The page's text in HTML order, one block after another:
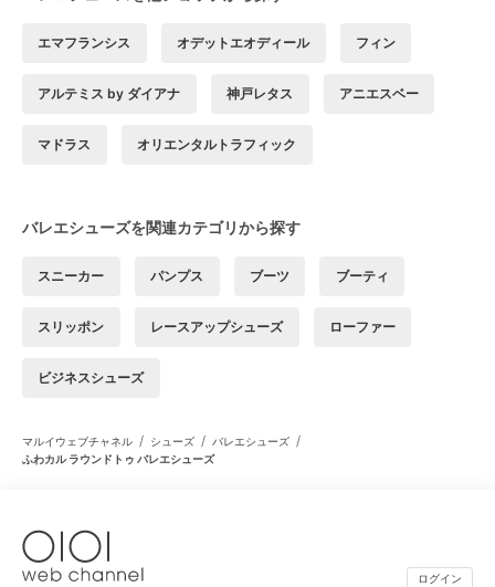
エマフランシス オデットエオディール フィン
アルテミス by ダイアナ 神戸レタス アニエスベー
マドラス オリエンタルトラフィック
バレエシューズを関連カテゴリから探す
スニーカー パンプス ブーツ ブーティ
スリッポン レースアップシューズ ローファー
ビジネスシューズ
マルイウェブチャネル / シューズ / バレエシューズ /
ふわカル ラウンドトゥ バレエシューズ
ログイン